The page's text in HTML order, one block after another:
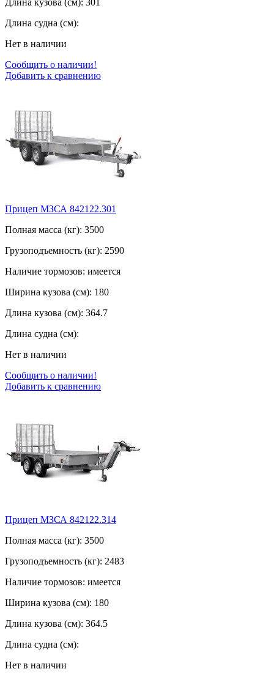
Длина судна (см):
Нет в наличии
Сообщить о наличии!
Добавить к сравнению
Прицеп МЗСА 842122.301
Полная масса (кг): 3500
Грузоподъемность (кг): 2590
Наличие тормозов: имеется
Ширина кузова (см): 180
Длина кузова (см): 364.7
Длина судна (см):
Нет в наличии
Сообщить о наличии!
Добавить к сравнению
Прицеп МЗСА 842122.314
Полная масса (кг): 3500
Грузоподъемность (кг): 2483
Наличие тормозов: имеется
Ширина кузова (см): 180
Длина кузова (см): 364.5
Длина судна (см):
Нет в наличии